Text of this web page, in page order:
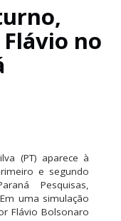
no
(PT) aparece à
e segundo
Pesquisas,
uma simulação
Flávio Bolsonaro